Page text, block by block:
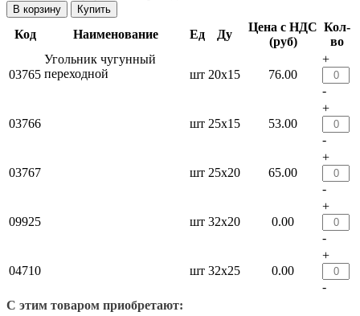
Купить
Код Наименование Ед Ду
Цена с НДС
(руб)
Кол-
во
03765
Угольник чугунный
переходной
шт 20х15 76.00
+
-
03766 шт 25х15 53.00
+
-
03767 шт 25х20 65.00
+
-
09925 шт 32х20 0.00
+
-
04710 шт 32х25 0.00
+
-
С этим товаром приобретают: